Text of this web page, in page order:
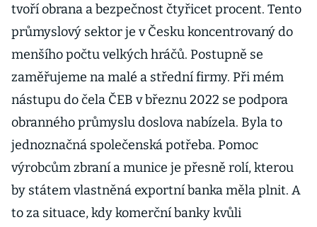
tvoří obrana a bezpečnost čtyřicet procent. Tento
průmyslový sektor je v Česku koncentrovaný do
menšího počtu velkých hráčů. Postupně se
zaměřujeme na malé a střední firmy. Při mém
nástupu do čela ČEB v březnu 2022 se podpora
obranného průmyslu doslova nabízela. Byla to
jednoznačná společenská potřeba. Pomoc
výrobcům zbraní a munice je přesně rolí, kterou
by státem vlastněná exportní banka měla plnit. A
to za situace, kdy komerční banky kvůli